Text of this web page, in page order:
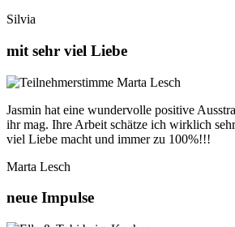
Silvia
mit sehr viel Liebe
Jasmin hat eine wundervolle positive
ihr mag. Ihre Arbeit schätze ich wirklich
viel Liebe macht und immer zu 100%!!!
Marta Lesch
neue Impulse